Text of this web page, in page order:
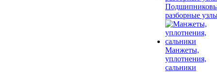
разборные
Манжеты,
уплотнения,
сальники